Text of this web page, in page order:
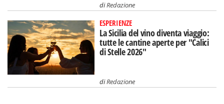
diRedazione
ESPERIENZE
La Sicilia del vino diventa viaggio:
tutte le cantine aperte per "Calici
di Stelle 2026"
diRedazione